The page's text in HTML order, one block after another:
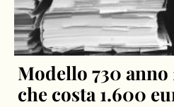
Modello 730
che costa 1.600